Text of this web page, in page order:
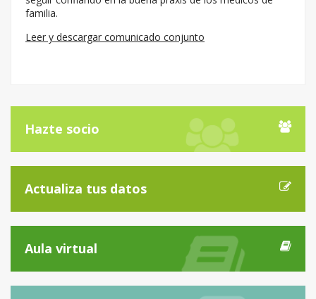
familia.
Leer y descargar comunicado conjunto
Hazte socio
Actualiza tus datos
Aula virtual